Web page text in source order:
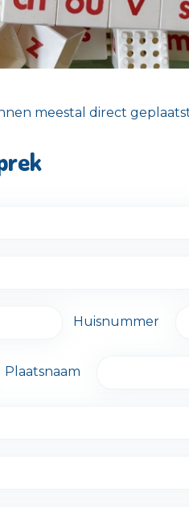
meestal direct
Huisnummer
Plaatsnaam